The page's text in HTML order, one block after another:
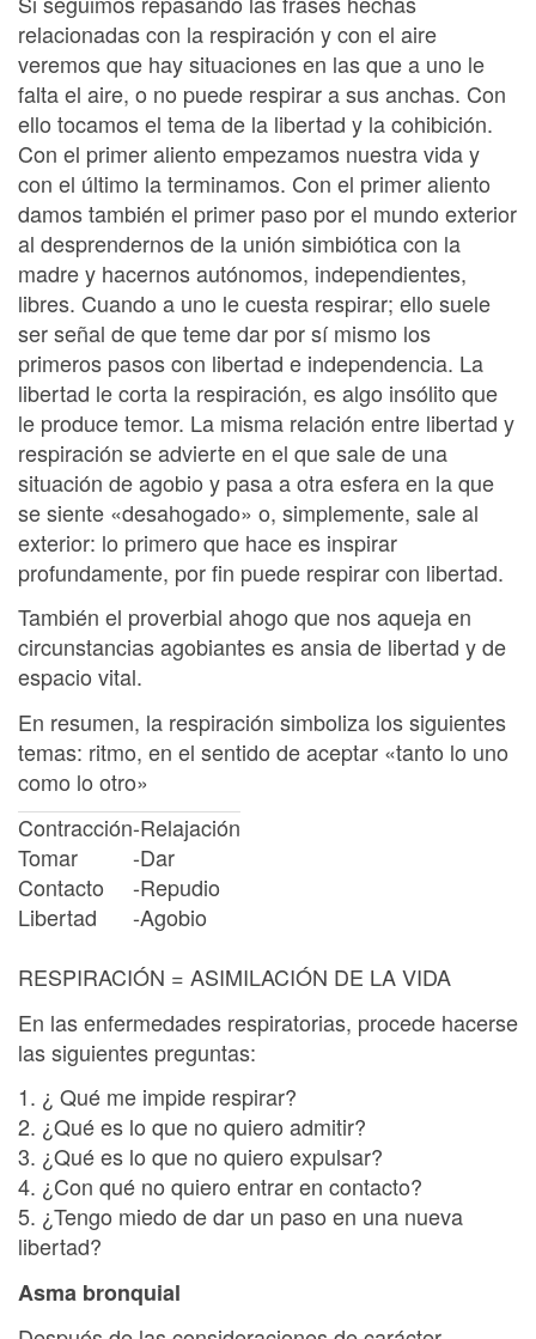
relacionadas con la respiración y con el aire
veremos que hay situaciones en las que a uno le
falta el aire, o no puede respirar a sus anchas. Con
ello tocamos el tema de la libertad y la cohibición.
Con el primer aliento empezamos nuestra vida y
con el último la terminamos. Con el primer aliento
damos también el primer paso por el mundo exterior
al desprendernos de la unión simbiótica con la
madre y hacernos autónomos, independientes,
libres. Cuando a uno le cuesta respirar; ello suele
ser señal de que teme dar por sí mismo los
primeros pasos con libertad e independencia. La
libertad le corta la respiración, es algo insólito que
le produce temor. La misma relación entre libertad y
respiración se advierte en el que sale de una
situación de agobio y pasa a otra esfera en la que
se siente «desahogado» o, simplemente, sale al
exterior: lo primero que hace es inspirar
profundamente, por fin puede respirar con libertad.
También el proverbial ahogo que nos aqueja en
circunstancias agobiantes es ansia de libertad y de
espacio vital.
En resumen, la respiración simboliza los siguientes
temas: ritmo, en el sentido de aceptar «tanto lo uno
como lo otro»
Contracción
Tomar
Contacto
Libertad
-
-
-
-
Relajación
Dar
Repudio
Agobio
RESPIRACIÓN = ASIMILACIÓN DE LA VIDA
En las enfermedades respiratorias, procede hacerse
las siguientes preguntas:
1. ¿ Qué me impide respirar?
2. ¿Qué es lo que no quiero admitir?
3. ¿Qué es lo que no quiero expulsar?
4. ¿Con qué no quiero entrar en contacto?
5. ¿Tengo miedo de dar un paso en una nueva
libertad?
Asma bronquial